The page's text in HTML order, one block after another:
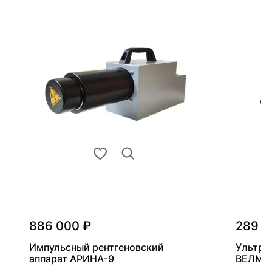
886 000 ₽
Импульсный рентгеновский
аппарат АРИНА-9
289